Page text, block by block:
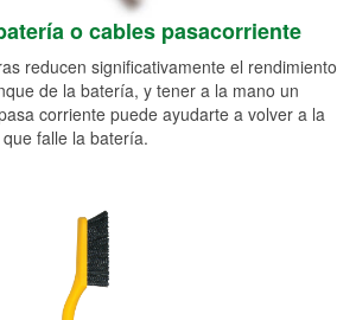
o cables pasacorriente
reducen significativamente el rendimiento
de la batería, y tener a la mano un
corriente puede ayudarte a volver a la
falle la batería.